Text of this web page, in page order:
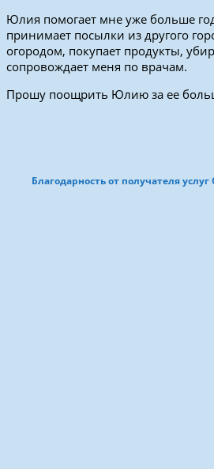
Юлия помогает мне уже больше
принимает посылки из другого
огородом, покупает продукты,
сопровождает меня по врачам.
Прошу поощрить Юлию за ее
Благодарность от получателя